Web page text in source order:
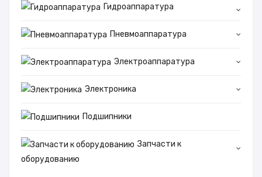
Гидроаппаратура
Пневмоаппаратура
Электроаппаратура
Электроника
Подшипники
Запчасти к
оборудованию